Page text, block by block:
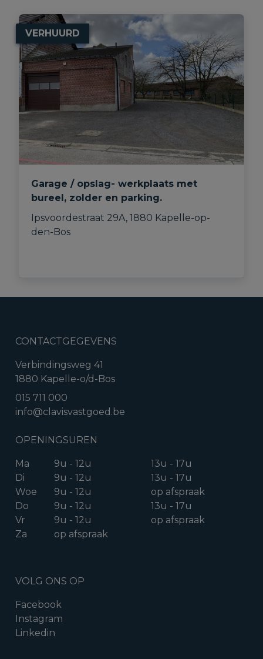
VERHUURD
Garage / opslag- werkplaats met
bureel, zolder en parking.
Ipsvoordestraat 29A, 1880 Kapelle-op-
den-Bos
CONTACTGEGEVENS
Verbindingsweg 41
1880 Kapelle-o/d-Bos
015 711 000
info@clavisvastgoed.be
OPENINGSUREN
Ma 9u - 12u
13u - 17u
Di
9u - 12u
13u - 17u
Woe
9u - 12u
op afspraak
Do
9u - 12u
13u - 17u
Vr
9u - 12u
op afspraak
Za
op afspraak
VOLG ONS OP
Facebook
Instagram
Linkedin